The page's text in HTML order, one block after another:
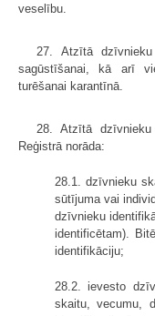
veselību.
27. Atzītā
sagūstīšanai, kā arī
turēšanai karantīnā.
28. Atzītā
Reģistrā norāda:
28.1. dzīvnieku
sūtījuma vai
dzīvnieku
identificētam).
identifikāciju;
28.2. ievesto
skaitu, vecumu,